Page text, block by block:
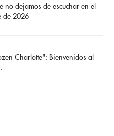
no dejamos de escuchar en el
de 2026
Charlotte": Bienvenidos al